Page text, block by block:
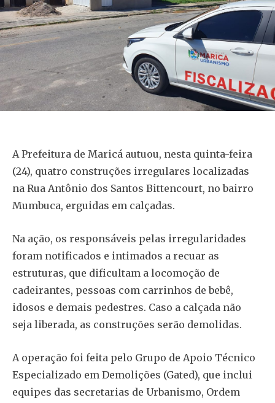
A Prefeitura de Maricá autuou, nesta quinta-feira
(24), quatro construções irregulares localizadas
na Rua Antônio dos Santos Bittencourt, no bairro
Mumbuca, erguidas em calçadas.
Na ação, os responsáveis pelas irregularidades
foram notificados e intimados a recuar as
estruturas, que dificultam a locomoção de
cadeirantes, pessoas com carrinhos de bebê,
idosos e demais pedestres. Caso a calçada não
seja liberada, as construções serão demolidas.
A operação foi feita pelo Grupo de Apoio Técnico
Especializado em Demolições (Gated), que inclui
equipes das secretarias de Urbanismo, Ordem